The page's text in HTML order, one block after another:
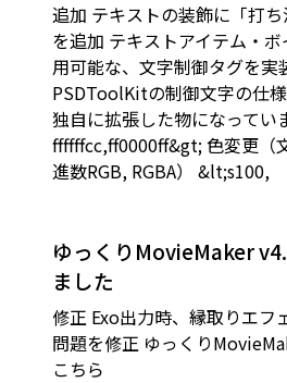
追加 テキストの装飾に「打ち
を追加 テキストアイテム・
用可能な、文字制御タグを
PSDToolKitの制御文字の仕様
独自に拡張した物になってい
ffffffcc,ff0000ff&gt; 色変更（
進数RGB, RGBA） &lt;s100,
ゆっくりMovieMaker
ました
修正 Exo出力時、縁取りエフ
問題を修正 ゆっくり
こちら